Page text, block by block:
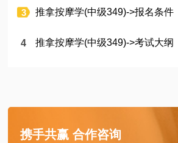
推拿按摩学(中级349)->报名条件
推拿按摩学(中级349)->考试大纲
携手共赢 合作咨询